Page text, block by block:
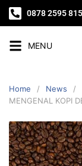
0878 2595
MENU
Home
News
MENGENAL KOPI